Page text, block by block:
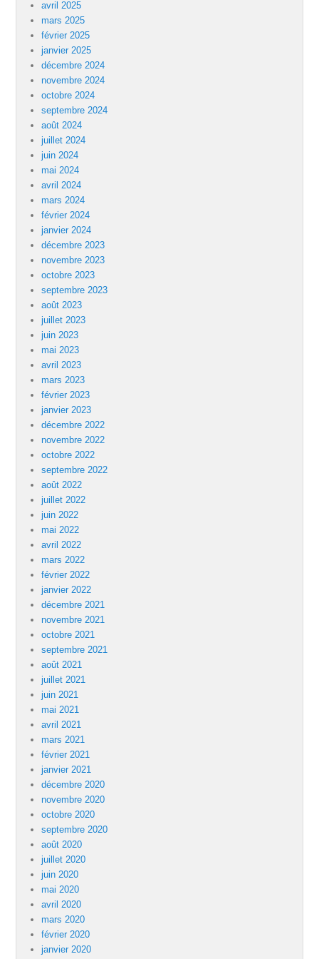
avril 2025
mars 2025
février 2025
janvier 2025
décembre 2024
novembre 2024
octobre 2024
septembre 2024
août 2024
juillet 2024
juin 2024
mai 2024
avril 2024
mars 2024
février 2024
janvier 2024
décembre 2023
novembre 2023
octobre 2023
septembre 2023
août 2023
juillet 2023
juin 2023
mai 2023
avril 2023
mars 2023
février 2023
janvier 2023
décembre 2022
novembre 2022
octobre 2022
septembre 2022
août 2022
juillet 2022
juin 2022
mai 2022
avril 2022
mars 2022
février 2022
janvier 2022
décembre 2021
novembre 2021
octobre 2021
septembre 2021
août 2021
juillet 2021
juin 2021
mai 2021
avril 2021
mars 2021
février 2021
janvier 2021
décembre 2020
novembre 2020
octobre 2020
septembre 2020
août 2020
juillet 2020
juin 2020
mai 2020
avril 2020
mars 2020
février 2020
janvier 2020